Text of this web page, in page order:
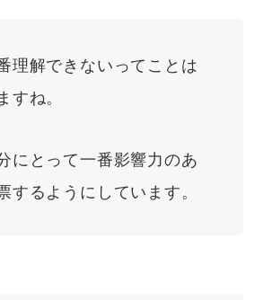
理解できないってことは
すね。
にとって一番影響力のあ
するようにしています。